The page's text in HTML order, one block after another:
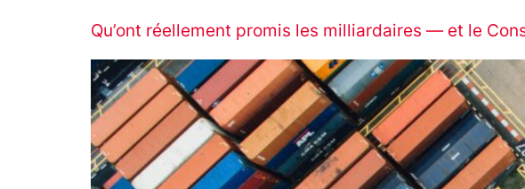
Qu’ont réellement promis les milliardaires — et le